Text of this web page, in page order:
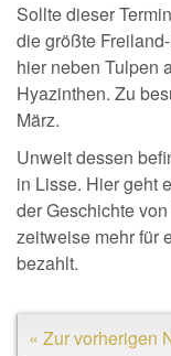
Sollte dieser
die größte
hier neben Tulpen
Hyazinthen. Zu
März.
Unweit dessen
in Lisse. Hier geht
der Geschichte
zeitweise mehr für
bezahlt.
« Zur vorherigen